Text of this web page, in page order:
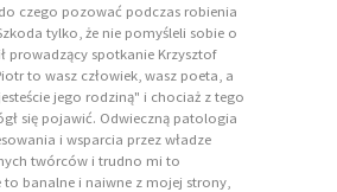
czego pozować podczas robienia
tylko, że nie pomyśleli sobie o
prowadzący spotkanie Krzysztof
to wasz człowiek, wasz poeta, a
jego rodziną" i chociaż z tego
się pojawić. Odwieczną patologia
i wsparcia przez władze
twórców i trudno mi to
to banalne i naiwne z mojej strony,